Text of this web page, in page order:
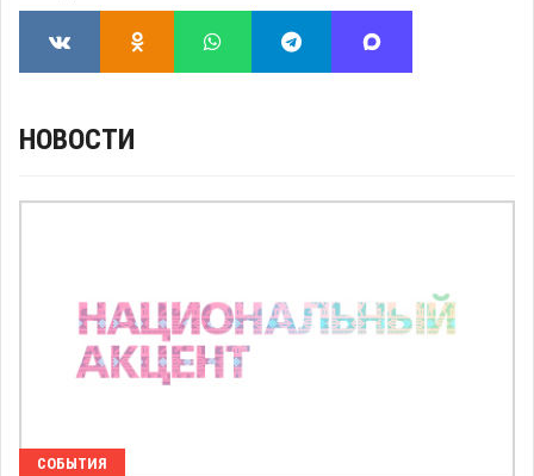
НОВОСТИ
СОБЫТИЯ